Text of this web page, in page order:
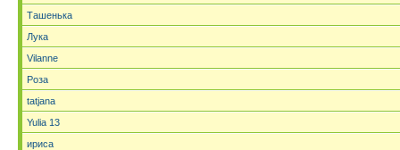
Ташенька
Лука
Vilanne
Роза
tatjana
Yulia 13
ириса